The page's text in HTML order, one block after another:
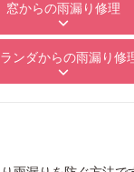
窓からの雨漏り修理
ンダからの雨漏り修